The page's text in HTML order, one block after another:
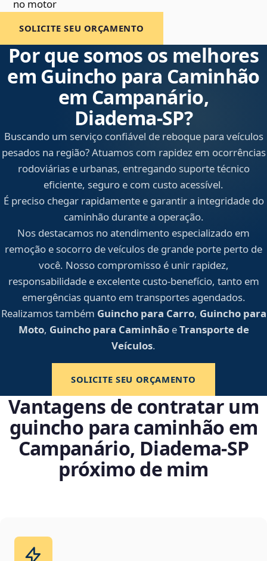
no motor
SOLICITE SEU ORÇAMENTO
Por que somos os melhores
em Guincho para Caminhão
em Campanário,
Diadema‑SP?
Buscando um serviço confiável de reboque para veículos
pesados na região? Atuamos com rapidez em ocorrências
rodoviárias e urbanas, entregando suporte técnico
eficiente, seguro e com custo acessível.
É preciso chegar rapidamente e garantir a integridade do
caminhão durante a operação.
Nos destacamos no atendimento especializado em
remoção e socorro de veículos de grande porte perto de
você. Nosso compromisso é unir rapidez,
responsabilidade e excelente custo-benefício, tanto em
emergências quanto em transportes agendados.
Realizamos também Guincho para Carro, Guincho para
Moto, Guincho para CaminhãoeTransporte de
Veículos.
SOLICITE SEU ORÇAMENTO
Vantagens de contratar um
guincho para caminhão em
Campanário, Diadema‑SP
próximo de mim